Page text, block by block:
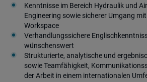
Kenntnisse im Bereich Hydraulik und
Engineering sowie sicherer Umgang
Workspace
Verhandlungssichere
wünschenswert
Strukturierte, analytische und
sowie Teamfähigkeit,
der Arbeit in einem internationalen